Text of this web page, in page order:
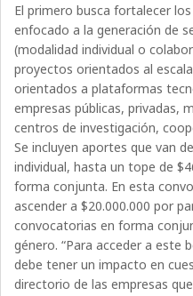
El primero busca fortalecer
enfocado a la generación de
(modalidad individual o
proyectos orientados al
orientados a plataformas
empresas públicas, privadas,
centros de investigación,
Se incluyen aportes que van
individual, hasta un tope de
forma conjunta. En esta
ascender a $20.000.000 por
convocatorias en forma
género. “Para acceder a este
debe tener un impacto en
directorio de las empresas